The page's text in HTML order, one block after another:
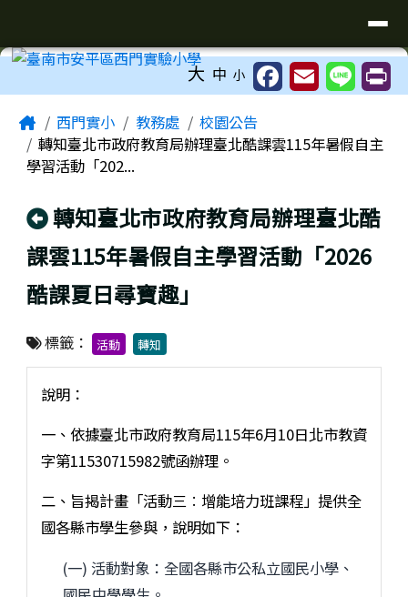
工具列 大 中 小
Home西門實小 教務處
校園公告
轉知臺北市政府教育局辦理臺北酷課雲115年暑假自主
學習活動「202...
回上頁
轉知臺北市政府教育局辦理臺北酷
課雲115年暑假自主學習活動「2026
酷課夏日尋寶趣」
標籤： 活動 轉知
說明：
一、依據臺北市政府教育局115年6月10日北市教資
字第11530715982號函辦理。
二、旨揭計畫「活動三︰增能培力班課程」提供全
國各縣市學生參與，說明如下：
(一) 活動對象：全國各縣市公私立國民小學、